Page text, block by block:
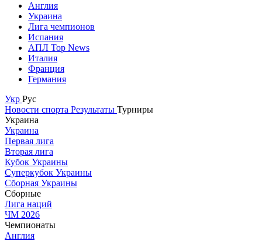
Англия
Украина
Лига чемпионов
Испания
АПЛ Top News
Италия
Франция
Германия
Укр Рус
Новости спорта Результаты Турниры
Украина
Украина
Первая лига
Вторая лига
Кубок Украины
Суперкубок Украины
Сборная Украины
Сборные
Лига наций
ЧМ 2026
Чемпионаты
Англия